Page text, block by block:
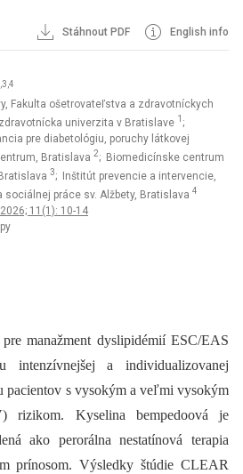
Stáhnout PDF English info
Fakulta ošetrovateľstva a zdravotníckych
univerzita v Bratislave 1 ;
pre diabetológiu, poruchy látkovej
Bratislava 2; Biomedicínske centrum
3; Inštitút prevencie a intervencie,
práce sv. Alžbety, Bratislava 4
11(1): 10-14
manažment dyslipidémií ESC/EAS
intenzívnejšej a individualizovanej
pacientov s vysokým a veľmi vysokým
rizikom. Kyselina bempedoová je
ako perorálna nestatínová terapia
prínosom. Výsledky štúdie CLEAR